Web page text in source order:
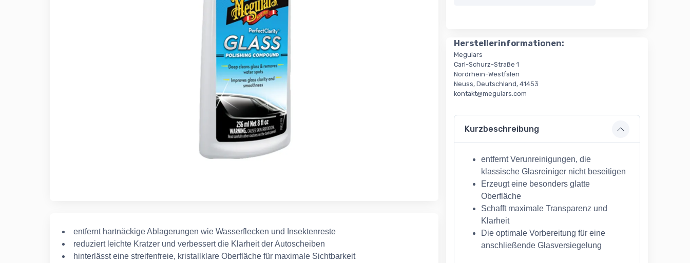
entfernt hartnäckige Ablagerungen wie Wasserflecken und Insektenreste
reduziert leichte Kratzer und verbessert die Klarheit der Autoscheiben
hinterlässt eine streifenfreie, kristallklare Oberfläche für maximale Sichtbarkeit
Herstellerinformationen:
Meguiars
Carl-Schurz-Straße 1
Nordrhein-Westfalen
Neuss, Deutschland, 41453
kontakt@meguiars.com
Kurzbeschreibung
entfernt Verunreinigungen, die
klassische Glasreiniger nicht beseitigen
Erzeugt eine besonders glatte
Oberfläche
Schafft maximale Transparenz und
Klarheit
Die optimale Vorbereitung für eine
anschließende Glasversiegelung